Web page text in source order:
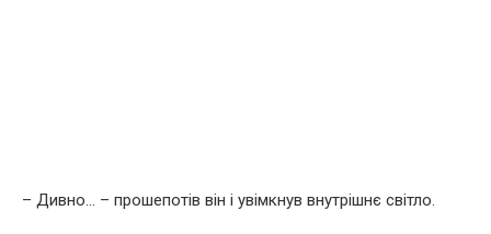
– Дивно… – прошепотів він і увімкнув внутрішнє світло.